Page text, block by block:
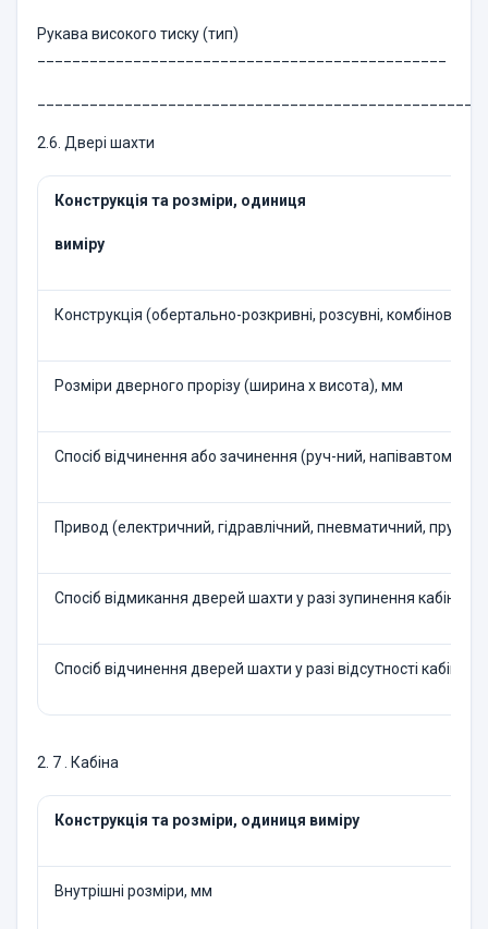
Рукава високого тиску (тип)
2.6. Двері шахти
Конструкція та розміри, одиниця
виміру
Конструкція (обертально-розкривні, розсувні, комбіновані
Розміри дверного прорізу (ширина х висота), мм
Спосіб відчинення або зачинення (руч-ний,
Привод (електричний, гідравлічний, пневматичний,
Спосіб відмикання дверей шахти у разі зупинення кабіни
Спосіб відчинення дверей шахти у разі відсутності
2. 7 . Кабіна
Конструкція та розміри, одиниця виміру
Внутрішні розміри, мм